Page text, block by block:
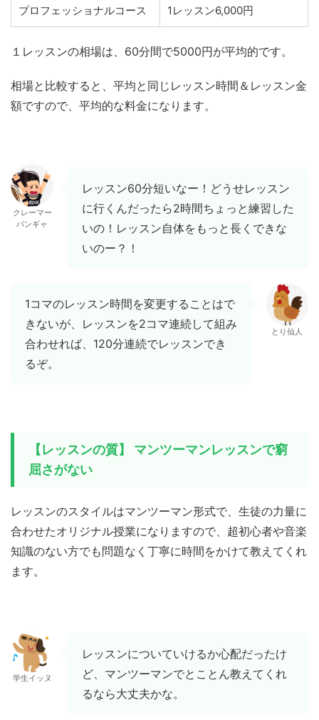
プロフェッショナルコース 1レッスン6,000円
１レッスンの相場は、60分間で5000円が平均的です。
相場と比較すると、平均と同じレッスン時間＆レッスン金
額ですので、平均的な料金になります。
クレーマー
バンギャ
レッスン60分短いなー！どうせレッスン
に行くんだったら2時間ちょっと練習した
いの！レッスン自体をもっと長くできな
いのー？！
1コマのレッスン時間を変更することはで
きないが、レッスンを2コマ連続して組み
合わせれば、120分連続でレッスンでき
るぞ。
とり仙人
【レッスンの質】 マンツーマンレッスンで窮
屈さがない
レッスンのスタイルはマンツーマン形式で、生徒の力量に
合わせたオリジナル授業になりますので、超初心者や音楽
知識のない方でも問題なく丁寧に時間をかけて教えてくれ
ます。
学生イッヌ
レッスンについていけるか心配だったけ
ど、マンツーマンでとことん教えてくれ
るなら大丈夫かな。